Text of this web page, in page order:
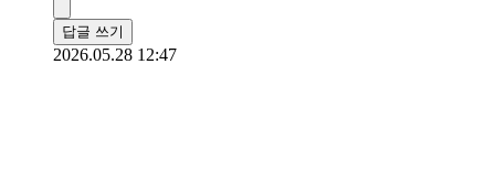
답글 쓰기
2026.05.28 12:47